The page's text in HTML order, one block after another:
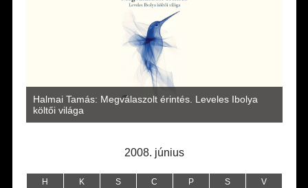
Halmai Tamás: Megválaszolt érintés. Leveles Ibolya
költői világa
2008. június
H K S C P S V